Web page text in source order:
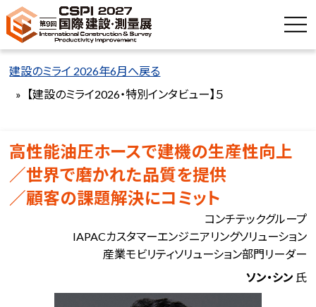
建設のミライ 2026年6月へ戻る
【建設のミライ2026・特別インタビュー】５
高性能油圧ホースで建機の生産性向上
／世界で磨かれた品質を提供
／顧客の課題解決にコミット
コンチテックグループ
IAPACカスタマーエンジニアリングソリューション
産業モビリティソリューション部門リーダー
ソン・シン 氏